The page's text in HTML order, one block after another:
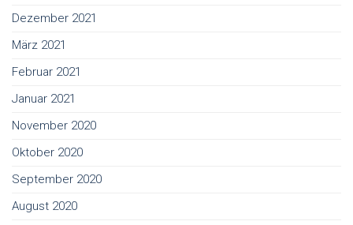
Dezember 2021
März 2021
Februar 2021
Januar 2021
November 2020
Oktober 2020
September 2020
August 2020